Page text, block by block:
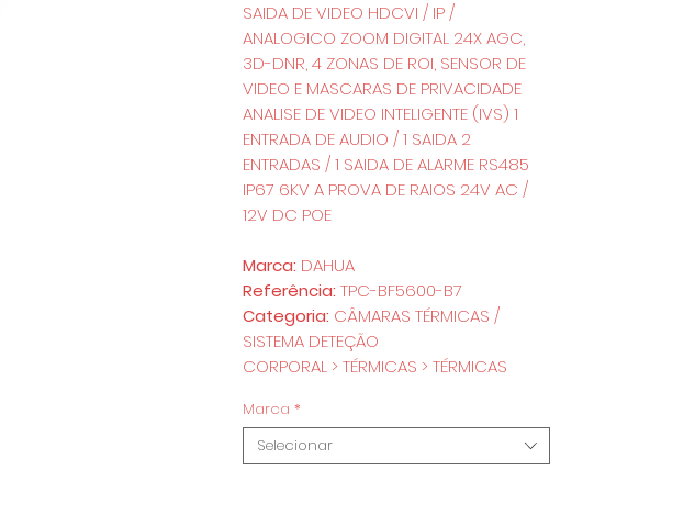
SAIDA DE VIDEO HDCVI / IP /
ANALOGICO ZOOM DIGITAL 24X AGC,
3D-DNR, 4 ZONAS DE ROI, SENSOR DE
VIDEO E MASCARAS DE PRIVACIDADE
ANALISE DE VIDEO INTELIGENTE (IVS) 1
ENTRADA DE AUDIO / 1 SAIDA 2
ENTRADAS / 1 SAIDA DE ALARME RS485
IP67 6KV A PROVA DE RAIOS 24V AC /
12V DC POE
Marca: DAHUA
Referência: TPC-BF5600-B7
Categoria: CÂMARAS TÉRMICAS /
SISTEMA DETEÇÃO
CORPORAL > TÉRMICAS > TÉRMICAS
Marca *
Selecionar